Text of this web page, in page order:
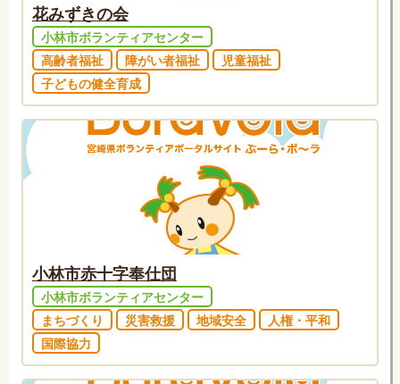
花みずきの会
小林市ボランティアセンター
高齢者福祉
障がい者福祉
児童福祉
子どもの健全育成
小林市赤十字奉仕団
小林市ボランティアセンター
まちづくり
災害救援 地域安全
人権・平和
国際協力